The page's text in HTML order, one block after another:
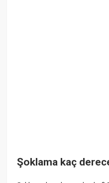
Şoklama kaç